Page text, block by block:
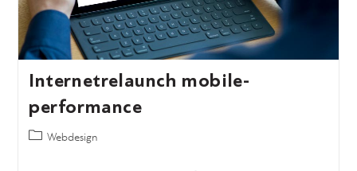
Internetrelaunch mobile-
performance
Webdesign